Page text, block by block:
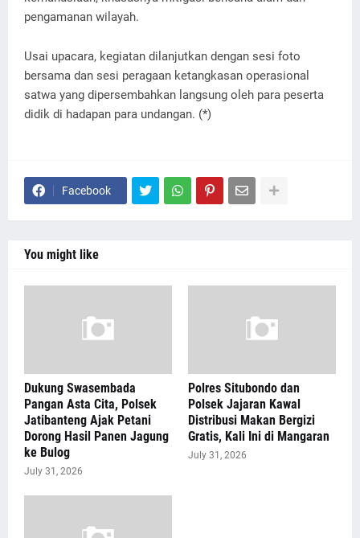
pengamanan wilayah.
Usai upacara, kegiatan dilanjutkan dengan sesi foto
bersama dan sesi peragaan ketangkasan operasional
satwa yang dipersembahkan langsung oleh para peserta
didik di hadapan para undangan. (*)
Facebook
You might like
Dukung Swasembada
Pangan Asta Cita, Polsek
Jatibanteng Ajak Petani
Dorong Hasil Panen Jagung
ke Bulog
July 31, 2026
Polres Situbondo dan
Polsek Jajaran Kawal
Distribusi Makan Bergizi
Gratis, Kali Ini di Mangaran
July 31, 2026